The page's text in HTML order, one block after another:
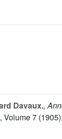
Davaux.,
, Volume 7